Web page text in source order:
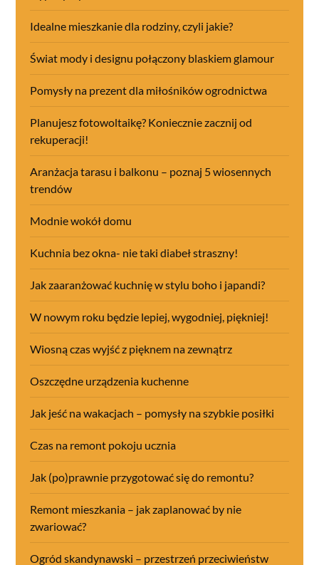
Idealne mieszkanie dla rodziny, czyli jakie?
Świat mody i designu połączony blaskiem glamour
Pomysły na prezent dla miłośników ogrodnictwa
Planujesz fotowoltaikę? Koniecznie zacznij od
rekuperacji!
Aranżacja tarasu i balkonu – poznaj 5 wiosennych
trendów
Modnie wokół domu
Kuchnia bez okna- nie taki diabeł straszny!
Jak zaaranżować kuchnię w stylu boho i japandi?
W nowym roku będzie lepiej, wygodniej, piękniej!
Wiosną czas wyjść z pięknem na zewnątrz
Oszczędne urządzenia kuchenne
Jak jeść na wakacjach – pomysły na szybkie posiłki
Czas na remont pokoju ucznia
Jak (po)prawnie przygotować się do remontu?
Remont mieszkania – jak zaplanować by nie
zwariować?
Ogród skandynawski – przestrzeń przeciwieństw